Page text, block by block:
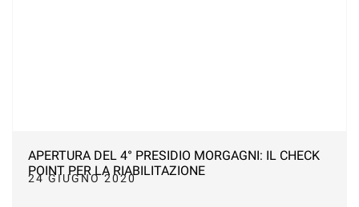
APERTURA DEL 4° PRESIDIO MORGAGNI: IL CHECK
POINT PER LA RIABILITAZIONE
24 GIUGNO 2020